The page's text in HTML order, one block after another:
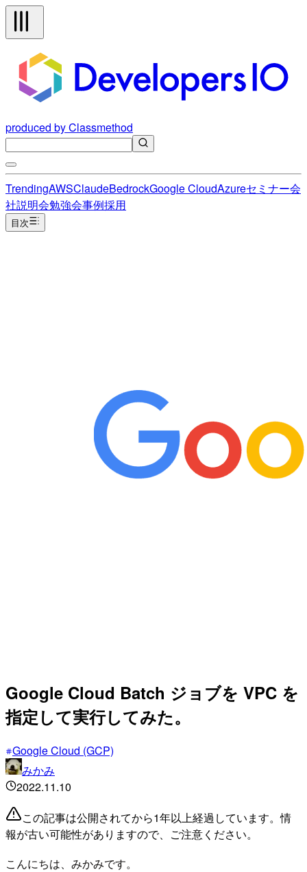
produced by Classmethod
TrendingAWSClaudeBedrockGoogle CloudAzureセミナー会
社説明会勉強会事例採用
目次
Google Cloud Batch ジョブを VPC を
指定して実行してみた。
Google Cloud (GCP)
みかみ
2022.11.10
この記事は公開されてから1年以上経過しています。情
報が古い可能性がありますので、ご注意ください。
こんにちは、みかみです。